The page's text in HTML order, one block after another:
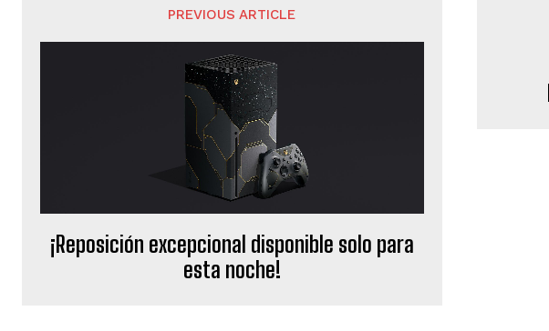
PREVIOUS ARTICLE
¡Reposición excepcional disponible solo para
esta noche!